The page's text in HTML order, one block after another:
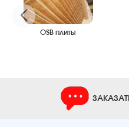
OSB плиты